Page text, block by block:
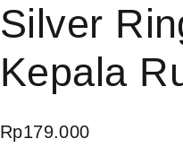
Silver
Kepala
Rp179.000